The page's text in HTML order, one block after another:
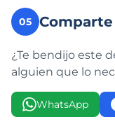
05 Comparte
¿Te bendijo este
alguien que lo
WhatsApp